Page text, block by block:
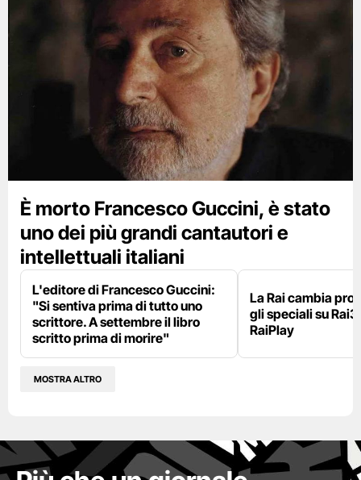
È morto Francesco Guccini, è stato
uno dei più grandi cantautori e
intellettuali italiani
L'editore di Francesco Guccini:
"Si sentiva prima di tutto uno
scrittore. A settembre il libro
scritto prima di morire"
La Rai cambia
gli speciali su
RaiPlay
MOSTRA ALTRO